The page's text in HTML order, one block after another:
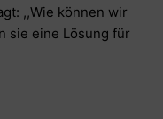
,,Wie können wir
sie eine Lösung für